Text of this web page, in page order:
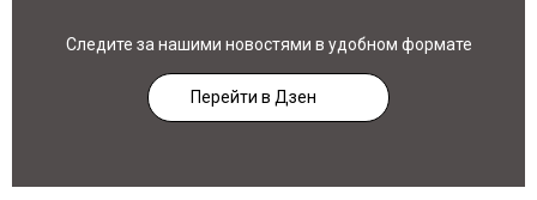
Следите за нашими новостями в удобном формате
Перейти в Дзен